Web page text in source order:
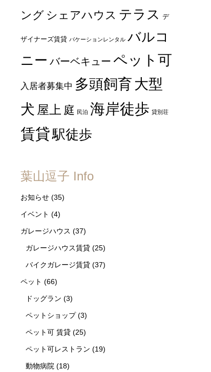
ング シェアハウス テラス デ
ザイナーズ賃貸 バケーションレンタル バルコ
ニー バーベキュー ペット可
入居者募集中 多頭飼育 大型
犬 屋上 庭 民泊 海岸徒歩 貸別荘
賃貸駅徒歩
葉山逗子 Info
お知らせ (35)
イベント (4)
ガレージハウス (37)
ガレージハウス賃貸 (25)
バイクガレージ賃貸 (37)
ペット (66)
ドッグラン (3)
ペットショップ(3)
ペット可 賃貸 (25)
ペット可レストラン (19)
動物病院 (18)